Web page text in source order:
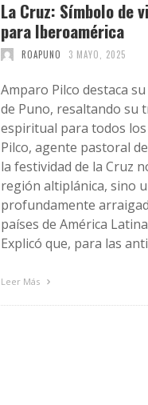
La Cruz: Símbolo de
para Iberoamérica
ROAPUNO 3 MAYO, 2025
Amparo Pilco destaca
de Puno, resaltando su
espiritual para todos
Pilco, agente pastoral
la festividad de la Cruz
región altiplánica, sino
profundamente
países de América
Explicó que, para las
Leer Más